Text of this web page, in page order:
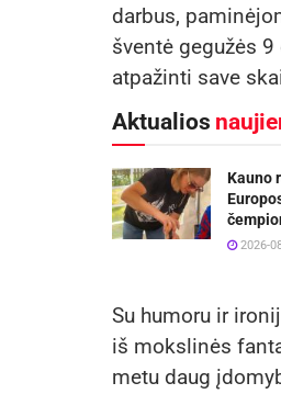
darbus,
šventė gegužės
atpažinti save
Aktualios
Kauno
2026-
Su humoru ir
iš mokslinės
metu daug